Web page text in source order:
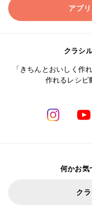
アプ
クラシ
「きちんとおいしく作
作れるレシピ
何かお気
ク